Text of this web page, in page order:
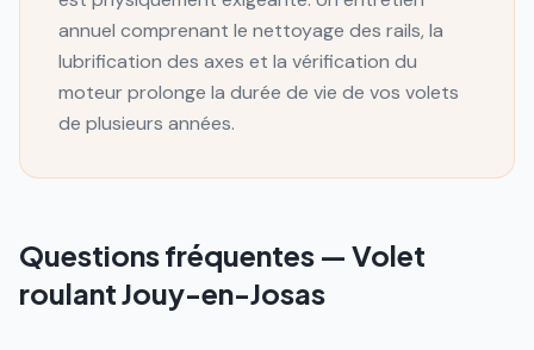
annuel comprenant le nettoyage des rails, la
lubrification des axes et la vérification du
moteur prolonge la durée de vie de vos volets
de plusieurs années.
Questions fréquentes — Volet
roulantJouy-en-Josas